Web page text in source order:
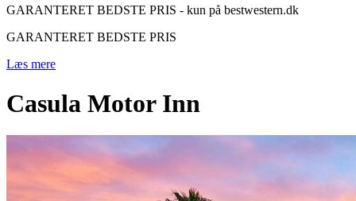
GARANTERET BEDSTE PRIS - kun på bestwestern.dk
GARANTERET BEDSTE PRIS
Læs mere
Casula Motor Inn